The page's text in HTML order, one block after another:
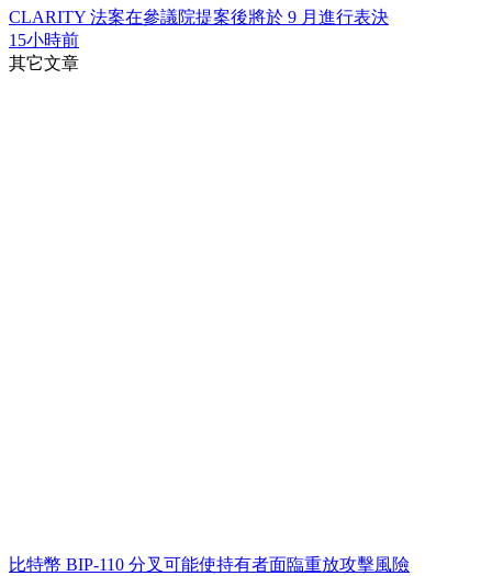
CLARITY 法案在參議院提案後將於 9 月進行表決
15小時前
其它文章
比特幣 BIP-110 分叉可能使持有者面臨重放攻擊風險